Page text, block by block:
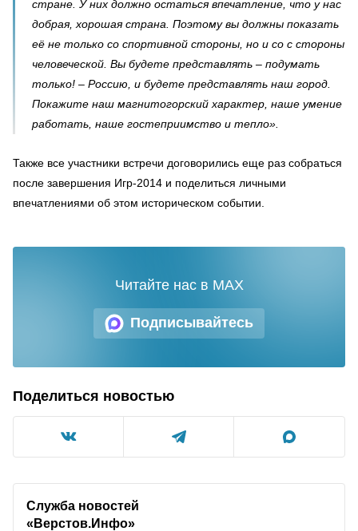
стране. У них должно остаться впечатление, что у нас
добрая, хорошая страна. Поэтому вы должны показать
её не только со спортивной стороны, но и со с стороны
человеческой. Вы будете представлять – подумать
только! – Россию, и будете представлять наш город.
Покажите наш магнитогорский характер, наше умение
работать, наше гостеприимство и тепло».
Также все участники встречи договорились еще раз собраться
после завершения Игр-2014 и поделиться личными
впечатлениями об этом историческом событии.
Подписывайтесь
Читайте нас в MAX
Поделиться новостью
Служба новостей
«Верстов.Инфо»